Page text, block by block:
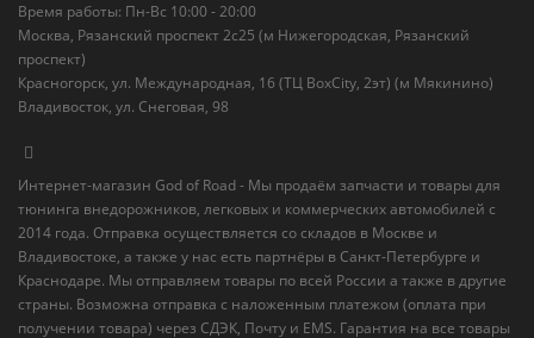
Время работы: Пн-Вс 10:00 - 20:00
Москва, Рязанский проспект 2с25 (м Нижегородская, Рязанский
проспект)
Красногорск, ул. Международная, 16 (ТЦ BoxСity, 2эт) (м Мякинино)
Владивосток, ул. Снеговая, 98
Интернет-магазин God of Road - Мы продаём запчасти и товары для
тюнинга внедорожников, легковых и коммерческих автомобилей с
2014 года. Отправка осуществляется со складов в Москве и
Владивостоке, а также у нас есть партнёры в Санкт-Петербурге и
Краснодаре. Мы отправляем товары по всей России а также в другие
страны. Возможна отправка с наложенным платежом (оплата при
получении товара) через СДЭК, Почту и EMS. Гарантия на все товары